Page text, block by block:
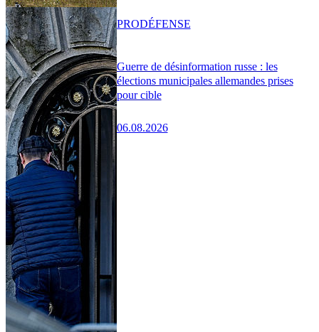
Guerre de désinformation russe : les
élections municipales allemandes prises
pour cible
06.08.2026
PRODÉFENSE